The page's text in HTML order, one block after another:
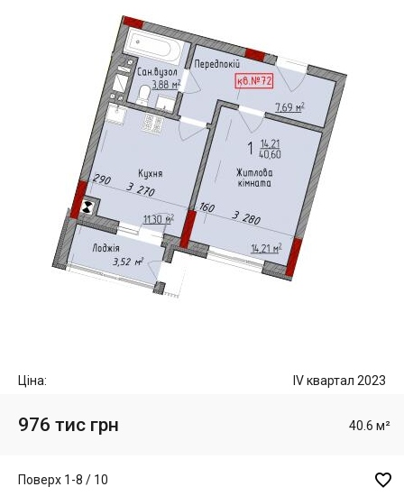
Ціна: IV квартал 2023
976 тис грн 40.6 м²
Поверх 1-8 / 10 